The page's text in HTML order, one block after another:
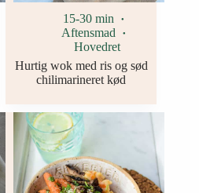
15-30 min
Aftensmad
Hovedret
Hurtig wok med ris og sød
chilimarineret kød